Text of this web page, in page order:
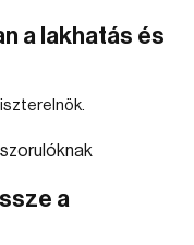
a lakhatás és
a